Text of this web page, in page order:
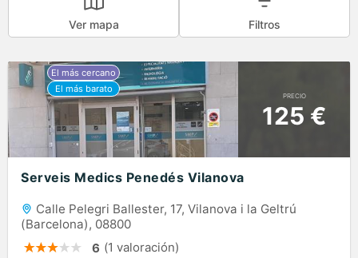
Ver mapa Filtros
PRECIO
125 €
Serveis Medics Penedés Vilanova
Calle Pelegri Ballester, 17, Vilanova i la Geltrú
(Barcelona), 08800
6 (1 valoración)